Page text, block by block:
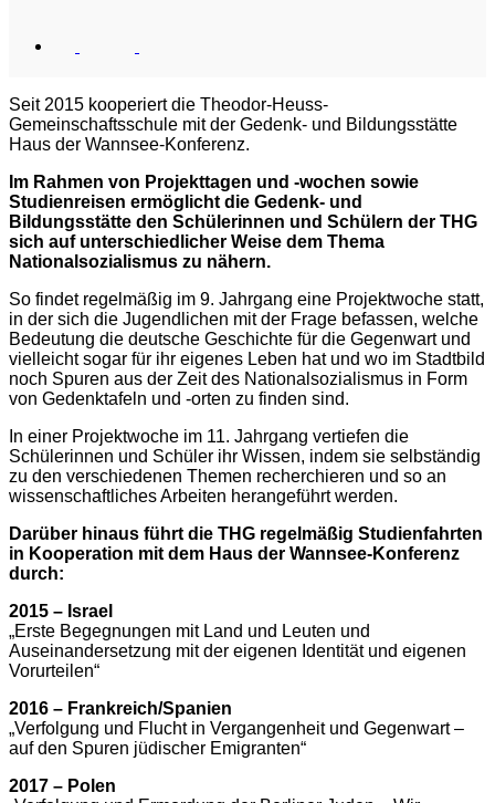
Seit 2015 kooperiert die Theodor-Heuss-
Gemeinschaftsschule mit der Gedenk- und Bildungsstätte
Haus der Wannsee-Konferenz.
Im Rahmen von Projekttagen und -wochen sowie
Studienreisen ermöglicht die Gedenk- und
Bildungsstätte den Schülerinnen und Schülern der THG
sich auf unterschiedlicher Weise dem Thema
Nationalsozialismus zu nähern.
So findet regelmäßig im 9. Jahrgang eine Projektwoche statt,
in der sich die Jugendlichen mit der Frage befassen, welche
Bedeutung die deutsche Geschichte für die Gegenwart und
vielleicht sogar für ihr eigenes Leben hat und wo im Stadtbild
noch Spuren aus der Zeit des Nationalsozialismus in Form
von Gedenktafeln und -orten zu finden sind.
In einer Projektwoche im 11. Jahrgang vertiefen die
Schülerinnen und Schüler ihr Wissen, indem sie selbständig
zu den verschiedenen Themen recherchieren und so an
wissenschaftliches Arbeiten herangeführt werden.
Darüber hinaus führt die THG regelmäßig Studienfahrten
in Kooperation mit dem Haus der Wannsee-Konferenz
durch:
2015 – Israel
„Erste Begegnungen mit Land und Leuten und
Auseinandersetzung mit der eigenen Identität und eigenen
Vorurteilen“
2016 – Frankreich/Spanien
„Verfolgung und Flucht in Vergangenheit und Gegenwart –
auf den Spuren jüdischer Emigranten“
2017 – Polen